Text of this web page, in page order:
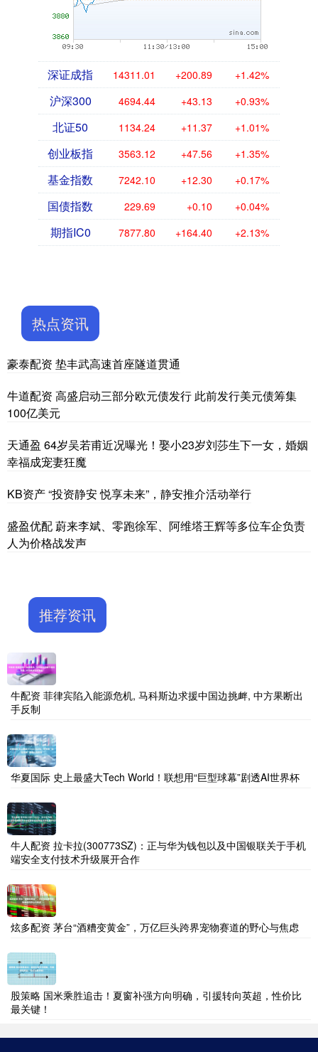
深证成指 14311.01 +200.89 +1.42%
沪深300 4694.44 +43.13 +0.93%
北证50 1134.24 +11.37 +1.01%
创业板指 3563.12 +47.56 +1.35%
基金指数 7242.10 +12.30 +0.17%
国债指数 229.69 +0.10 +0.04%
期指IC0 7877.80 +164.40 +2.13%
热点资讯
豪泰配资 垫丰武高速首座隧道贯通
牛道配资 高盛启动三部分欧元债发行 此前发行美元债筹集
100亿美元
天通盈 64岁吴若甫近况曝光！娶小23岁刘莎生下一女，婚姻
幸福成宠妻狂魔
KB资产 “投资静安 悦享未来”，静安推介活动举行
盛盈优配 蔚来李斌、零跑徐军、阿维塔王辉等多位车企负责
人为价格战发声
推荐资讯
牛配资 菲律宾陷入能源危机, 马科斯边求援中国边挑衅, 中方果断出
手反制
华夏国际 史上最盛大Tech World！联想用“巨型球幕”剧透AI世界杯
牛人配资 拉卡拉(300773SZ)：正与华为钱包以及中国银联关于手机
端安全支付技术升级展开合作
炫多配资 茅台“酒糟变黄金”，万亿巨头跨界宠物赛道的野心与焦虑
股策略 国米乘胜追击！夏窗补强方向明确，引援转向英超，性价比
最关键！